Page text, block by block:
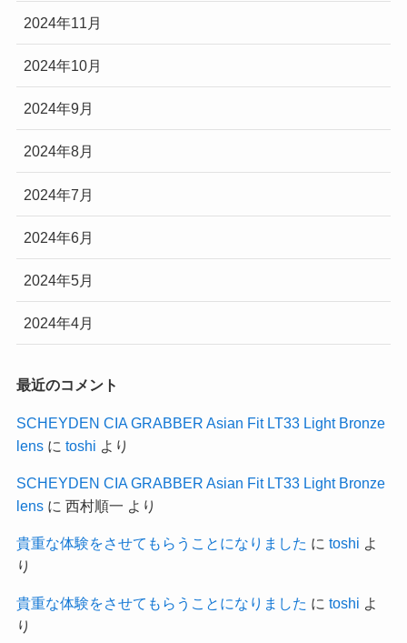
2024年11月
2024年10月
2024年9月
2024年8月
2024年7月
2024年6月
2024年5月
2024年4月
最近のコメント
SCHEYDEN CIA GRABBER Asian Fit LT33 Light Bronze
lensに toshi より
SCHEYDEN CIA GRABBER Asian Fit LT33 Light Bronze
lensに 西村順一 より
貴重な体験をさせてもらうことになりました に toshi よ
り
貴重な体験をさせてもらうことになりました に toshi よ
り